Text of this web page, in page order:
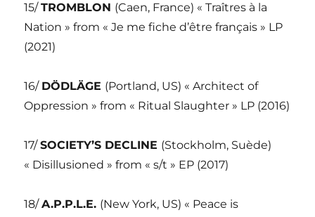
15/TROMBLON (Caen, France) « Traîtres à la
Nation » from « Je me fiche d’être français » LP
(2021)
16/ DÖDLÄGE (Portland, US) « Architect of
Oppression » from « Ritual Slaughter » LP (2016)
17/SOCIETY’S DECLINE (Stockholm, Suède)
« Disillusioned » from « s/t » EP (2017)
18/A.P.P.L.E. (New York, US) « Peace is